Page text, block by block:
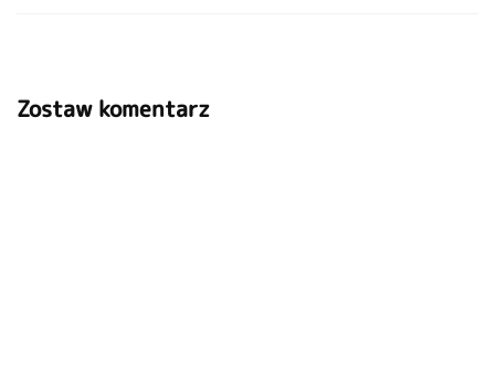
Zostaw komentarz